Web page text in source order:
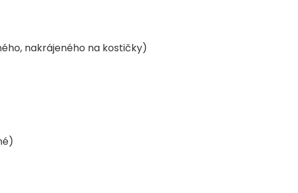
nakrájeného na kostičky)